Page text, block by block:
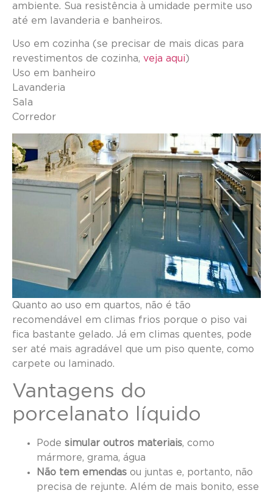
ambiente. Sua resistência à umidade permite uso
até em lavanderia e banheiros.
Uso em cozinha (se precisar de mais dicas para
revestimentos de cozinha, veja aqui)
Uso em banheiro
Lavanderia
Sala
Corredor
Quanto ao uso em quartos, não é tão
recomendável em climas frios porque o piso vai
fica bastante gelado. Já em climas quentes, pode
ser até mais agradável que um piso quente, como
carpete ou laminado.
Vantagens do
porcelanato líquido
Pode simular outros materiais, como
mármore, grama, água
Não tem emendas ou juntas e, portanto, não
precisa de rejunte. Além de mais bonito, esse